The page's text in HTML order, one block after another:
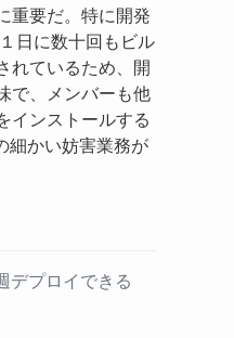
重要だ。特に開発
日に数十回もビル
れているため、開
で、メンバーも他
インストールする
細かい妨害業務が
デプロイできる